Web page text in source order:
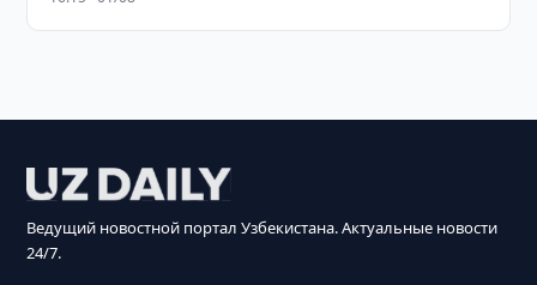
Ведущий новостной портал Узбекистана. Актуальные новости
24/7.